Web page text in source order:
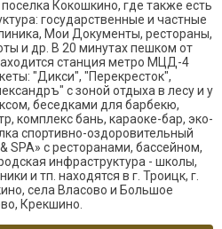
Кокошкино, где также есть
государственные и частные
Мои Документы, рестораны,
и др. В 20 минутах пешком от
станция метро МЦД-4
"Дикси", "Перекресток",
с зоной отдыха в лесу и у
беседками для барбекю,
комплекс бань, караоке-бар, эко-
спортивно-оздоровительный
SPA» с ресторанами, бассейном,
инфраструктура - школы,
и тп. находятся в г. Троицк, г.
села Власово и Большое
Крекшино.